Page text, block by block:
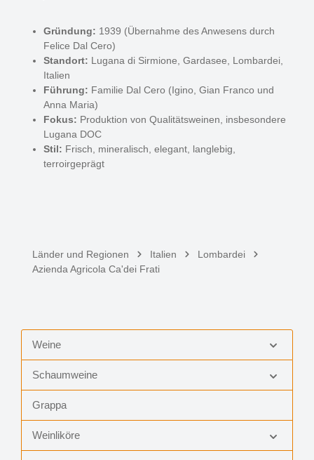
Gründung: 1939 (Übernahme des Anwesens durch
Felice Dal Cero)
Standort: Lugana di Sirmione, Gardasee, Lombardei,
Italien
Führung: Familie Dal Cero (Igino, Gian Franco und
Anna Maria)
Fokus: Produktion von Qualitätsweinen, insbesondere
Lugana DOC
Stil: Frisch, mineralisch, elegant, langlebig,
terroirgeprägt
Länder und Regionen Italien
Lombardei
Azienda Agricola Ca'dei Frati
Weine
Schaumweine
Grappa
Weinliköre